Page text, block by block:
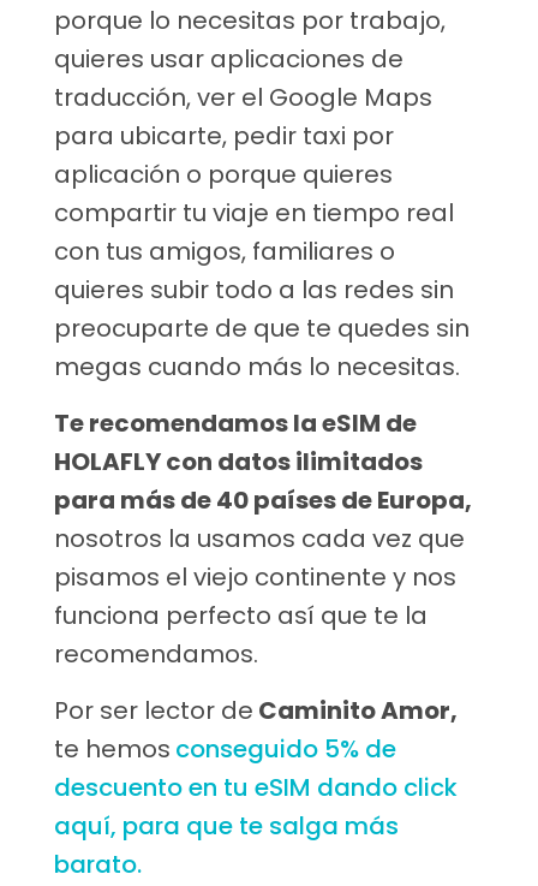
porque lo necesitas por trabajo,
quieres usar aplicaciones de
traducción, ver el Google Maps
para ubicarte, pedir taxi por
aplicación o porque quieres
compartir tu viaje en tiempo real
con tus amigos, familiares o
quieres subir todo a las redes sin
preocuparte de que te quedes sin
megas cuando más lo necesitas.
Te recomendamos la eSIM de
HOLAFLY con datos ilimitados
para más de 40 países de Europa,
nosotros la usamos cada vez que
pisamos el viejo continente y nos
funciona perfecto así que te la
recomendamos.
Por ser lector de Caminito Amor,
te hemos conseguido 5% de
descuento en tu eSIM dando click
aquí, para que te salga más
barato.